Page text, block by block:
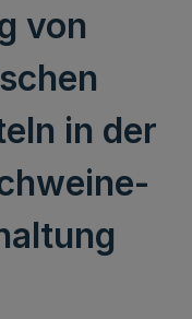
von
in der